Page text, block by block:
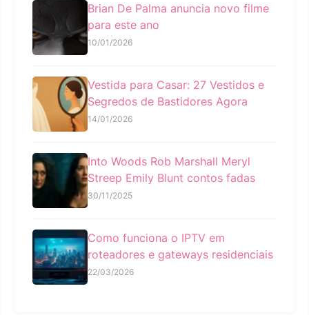
Brian De Palma anuncia novo filme
para este ano
10/01/2026
Vestida para Casar: 27 Vestidos e
Segredos de Bastidores Agora
14/01/2026
Into Woods Rob Marshall Meryl
Streep Emily Blunt contos fadas
30/11/2025
Como funciona o IPTV em
roteadores e gateways residenciais
22/03/2026